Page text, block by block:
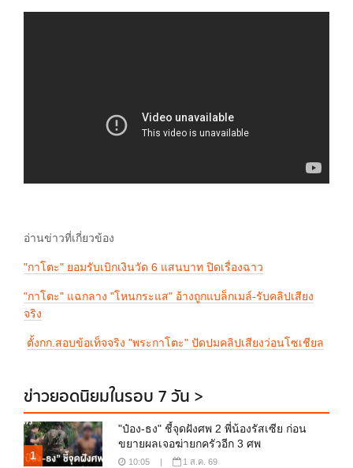
อ่านข่าวที่เกี่ยวข้อง
"กาโตะ" ยอมรับเบิกเงินวัด 6 แสนบาท ปิดเรื่องฉาว
"กาโตะ" แฉกลาง "โหนกระแส" อ้างถูกแบล็กเมล์-รับคลิปเสียง
จริง
ตั้งกก.สอบข้อเท็จจริง "พระกาโตะ" ปัดปมคลิปเสียงว่อนโซเชียล
ข่าวยอดนิยมในรอบ 7 วัน >
1
"ป๋อง-ธง" ชี้จุดฝังศพ 2 พี่น้องรัสเซีย ก่อน
ขยายผลเจอฆ่ายกครัวอีก 3 ศพ
10:05 1 ส.ค. 69